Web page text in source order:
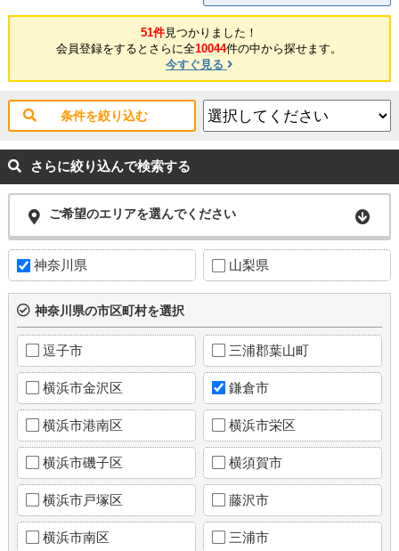
51件見つかりました！
会員登録をするとさらに全10044件の中から探せます。
今すぐ見る
条件を絞り込む
さらに絞り込んで検索する
ご希望のエリアを選んでください
神奈川県 山梨県
神奈川県の市区町村を選択
逗子市 三浦郡葉山町
横浜市金沢区 鎌倉市
横浜市港南区 横浜市栄区
横浜市磯子区 横須賀市
横浜市戸塚区 藤沢市
横浜市南区 三浦市